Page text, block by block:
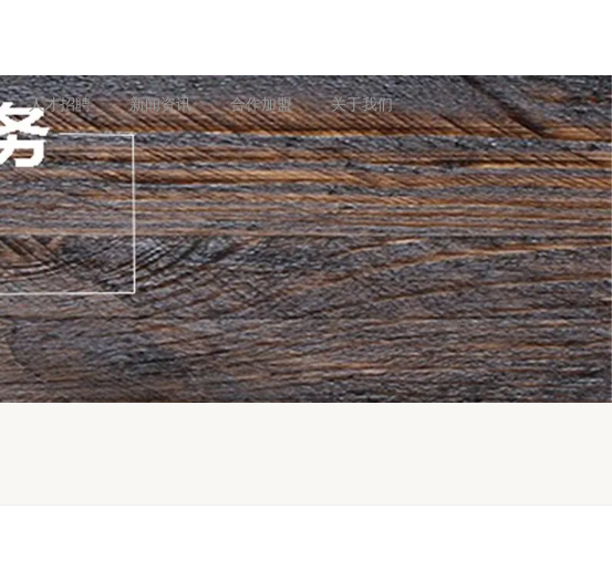
人才招聘 新闻资讯 合作加盟 关于我们